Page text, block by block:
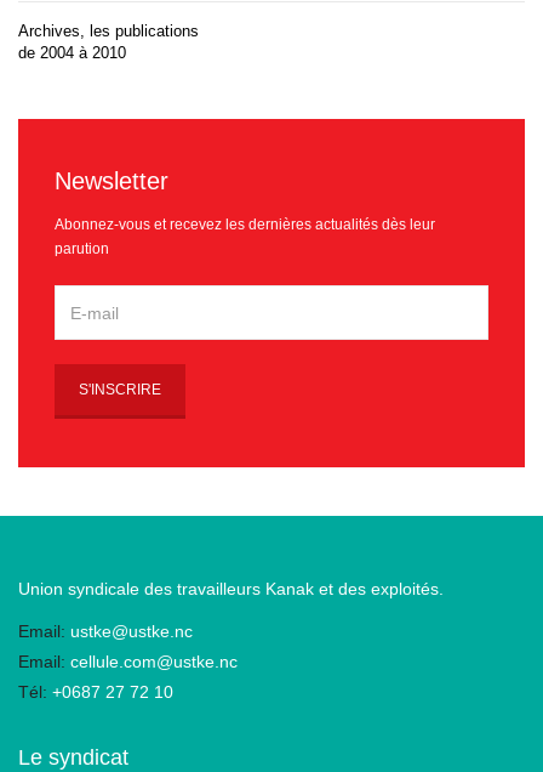
Archives, les publications
de 2004 à 2010
Newsletter
Abonnez-vous et recevez les dernières actualités dès leur
parution
Union syndicale des travailleurs Kanak et des exploités.
Email: ustke@ustke.nc
Email: cellule.com@ustke.nc
Tél: +0687 27 72 10
Le syndicat